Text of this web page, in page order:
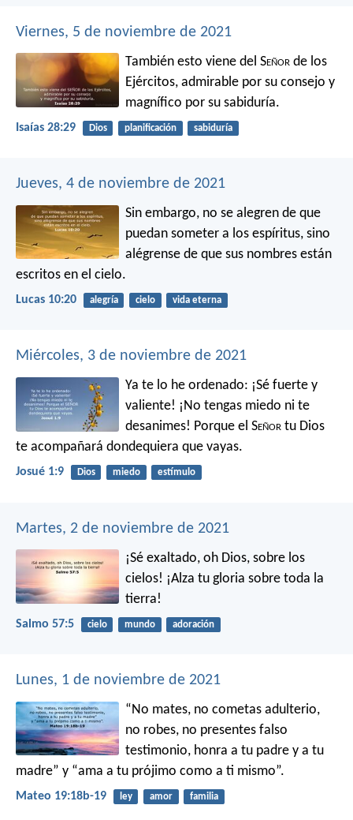
Viernes, 5 de noviembre de 2021
También esto viene del Señor de los
Ejércitos, admirable por su consejo y
magnífico por su sabiduría.
Isaías 28:29 Dios planificación sabiduría
Jueves, 4 de noviembre de 2021
Sin embargo, no se alegren de que
puedan someter a los espíritus, sino
alégrense de que sus nombres están
escritos en el cielo.
Lucas 10:20 alegría cielo vida eterna
Miércoles, 3 de noviembre de 2021
Ya te lo he ordenado: ¡Sé fuerte y
valiente! ¡No tengas miedo ni te
desanimes! Porque el Señor tu Dios
te acompañará dondequiera que vayas.
Josué 1:9 Dios miedo estímulo
Martes, 2 de noviembre de 2021
¡Sé exaltado, oh Dios, sobre los
cielos! ¡Alza tu gloria sobre toda la
tierra!
Salmo 57:5 cielo mundo adoración
Lunes, 1 de noviembre de 2021
“No mates, no cometas adulterio,
no robes, no presentes falso
testimonio, honra a tu padre y a tu
madre” y “ama a tu prójimo como a ti mismo”.
Mateo 19:18b-19 ley amor familia